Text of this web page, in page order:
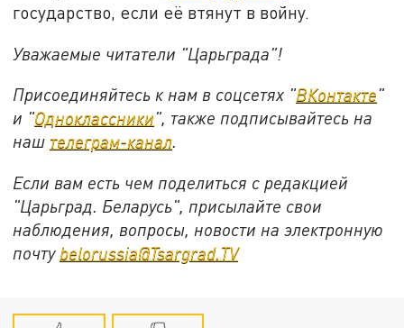
государство, если её втянут в войну.
Уважаемые читатели "Царьграда"!
Присоединяйтесь к нам в соцсетях "ВКонтакте"
и "Одноклассники", также подписывайтесь на
наш телеграм-канал.
Если вам есть чем поделиться с редакцией
"Царьград. Беларусь", присылайте свои
наблюдения, вопросы, новости на электронную
почту belorussia@Tsargrad.TV